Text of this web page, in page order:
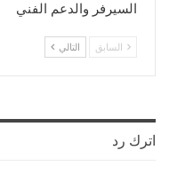
السيرفر والدعم الفني
السابق التالي
اترك رد